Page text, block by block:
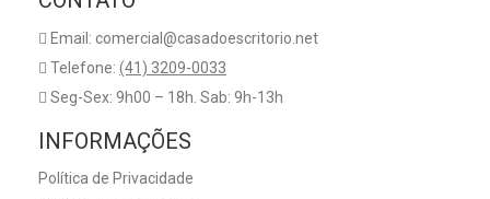
Email: comercial@casadoescritorio.net
Telefone: (41) 3209-0033
Seg-Sex: 9h00 – 18h. Sab: 9h-13h
INFORMAÇÕES
Política de Privacidade